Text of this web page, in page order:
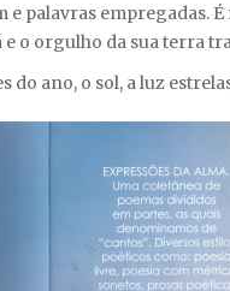
e palavras empregadas. É
e o orgulho da sua terra
do ano, o sol, a luz